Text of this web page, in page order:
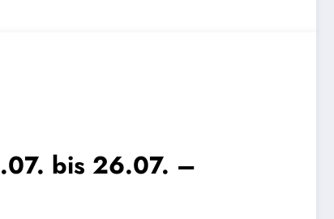
bis 26.07. –